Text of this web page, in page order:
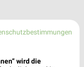
wird die